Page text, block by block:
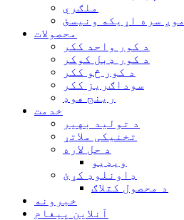
ملګري
موږ سره اړیکه ونیسئ
محصولات
د کور واحد ککر
د کور ډبل کوکر
د کور څو ککر
سوداګریز ککر
رینج هوډ
خدمت
د تولید بهیر
تخنیکی ملاتړ
د حل لاره
ویډیو
ډاونلوډ کړئ
د محصول کتلاګ
خبرونه
آنلاین پیغام